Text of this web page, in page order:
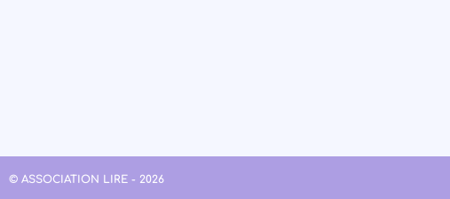
© ASSOCIATION LIRE - 2026